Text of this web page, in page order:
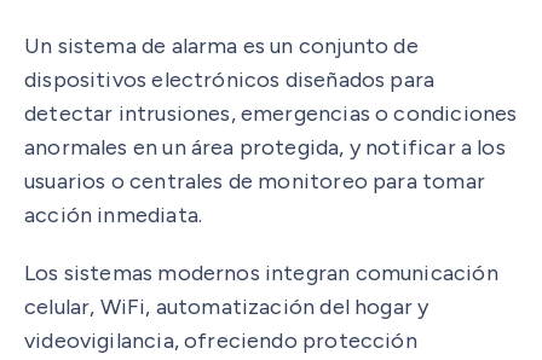
Un sistema de alarma es un conjunto de
dispositivos electrónicos diseñados para
detectar intrusiones, emergencias o condiciones
anormales en un área protegida, y notificar a los
usuarios o centrales de monitoreo para tomar
acción inmediata.
Los sistemas modernos integran comunicación
celular, WiFi, automatización del hogar y
videovigilancia, ofreciendo protección